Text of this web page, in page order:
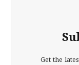
Get the